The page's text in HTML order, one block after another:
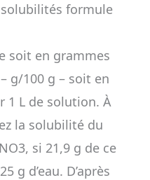
formule
soit en grammes
g/100 g – soit en
1 L de solution. À
la solubilité du
si 21,9 g de ce
g d’eau. D’après